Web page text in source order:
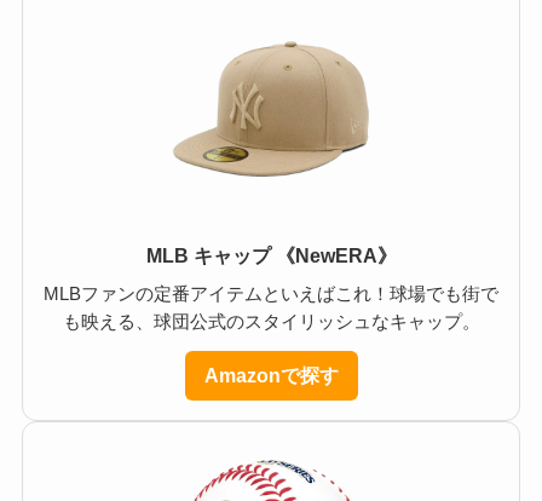
MLB キャップ 《NewERA》
MLBファンの定番アイテムといえばこれ！球場でも街で
も映える、球団公式のスタイリッシュなキャップ。
Amazonで探す